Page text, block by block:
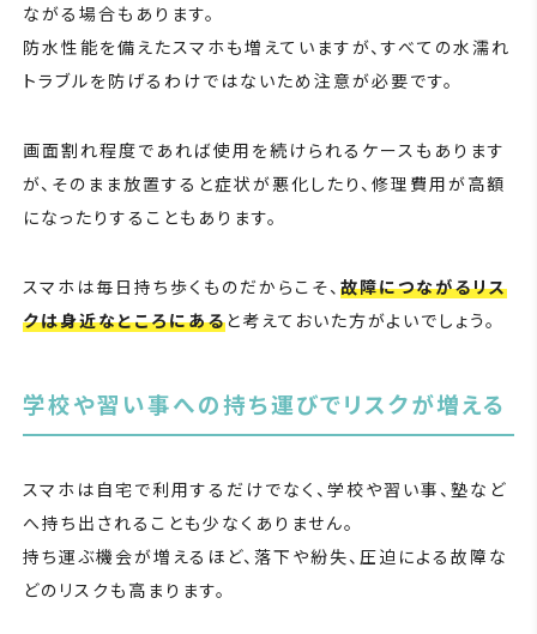
ながる場合もあります。
防水性能を備えたスマホも増えていますが、すべての水濡れ
トラブルを防げるわけではないため注意が必要です。
画面割れ程度であれば使用を続けられるケースもあります
が、そのまま放置すると症状が悪化したり、修理費用が高額
になったりすることもあります。
スマホは毎日持ち歩くものだからこそ、 故障につながるリス
クは身近なところにあると考えておいた方がよいでしょう。
学校や習い事への持ち運びでリスクが増える
スマホは自宅で利用するだけでなく、学校や習い事、塾など
へ持ち出されることも少なくありません。
持ち運ぶ機会が増えるほど、落下や紛失、圧迫による故障な
どのリスクも高まります。